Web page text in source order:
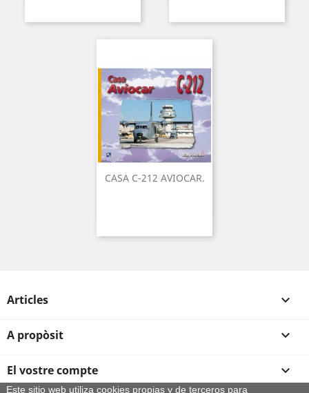
CASA C-212 AVIOCAR.
Articles 
A propòsit 
El vostre compte 
Este sitio web utiliza cookies propias y de terceros para